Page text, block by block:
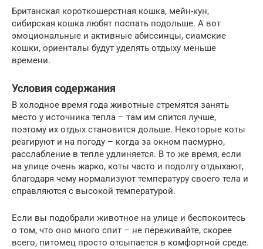
Британская короткошерстная кошка, мейн-кун,
сибирская кошка любят поспать подольше. А вот
эмоциональные и активные абиссинцы, сиамские
кошки, ориенталы будут уделять отдыху меньше
времени.
Условия содержания
В холодное время года животные стремятся занять
место у источника тепла – там им спится лучше,
поэтому их отдых становится дольше. Некоторые коты
реагируют и на погоду – когда за окном пасмурно,
расслабление в тепле удлиняется. В то же время, если
на улице очень жарко, коты часто и подолгу отдыхают,
благодаря чему нормализуют температуру своего тела и
справляются с высокой температурой.
Если вы подобрали животное на улице и беспокоитесь
о том, что оно много спит – не переживайте, скорее
всего, питомец просто отсыпается в комфортной среде.